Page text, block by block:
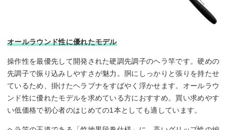
オールラウンド性に優れたモデル
操作性を最優先して開発された硬調先調子のヘラ竿です。硬めの
先調子で振り込みしやすさが魅力。胴にしっかりと張りを持たせ
ているため、掛けたヘラブナをすばやく浮かせます。オールラウ
ンド性に優れたモデルを求めている方におすすめ。買い求めやす
い低価格で初心者のはじめての1本としても適しています。